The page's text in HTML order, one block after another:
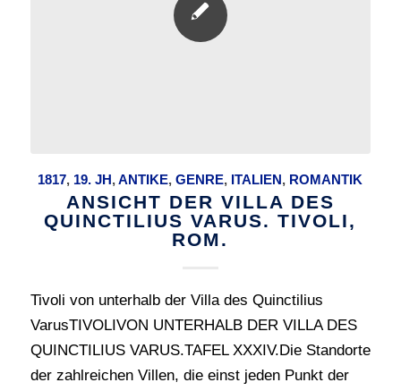
1817, 19. JH,ANTIKE,GENRE, ITALIEN, ROMANTIK
ANSICHT DER VILLA DES
QUINCTILIUS VARUS. TIVOLI,
ROM.
Tivoli von unterhalb der Villa des Quinctilius
VarusTIVOLIVON UNTERHALB DER VILLA DES
QUINCTILIUS VARUS.TAFEL XXXIV.Die Standorte
der zahlreichen Villen, die einst jeden Punkt der